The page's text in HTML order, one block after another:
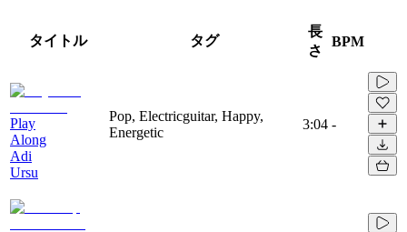
タイトル タグ
長
さ
BPM
Play
Along
Adi
Ursu
Pop, Electricguitar, Happy,
Energetic
3:04 -